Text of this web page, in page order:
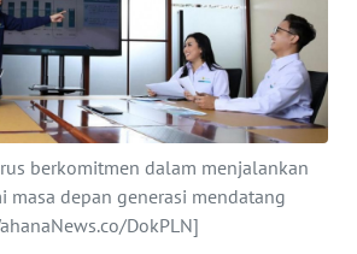
berkomitmen dalam menjalankan
masa depan generasi mendatang
DokPLN]